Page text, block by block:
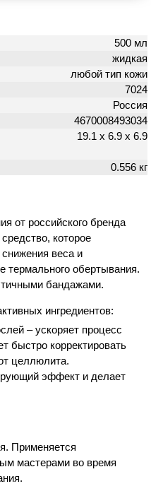
500 мл
жидкая
любой тип кожи
7024
Россия
4670008493034
19.1 х 6.9 х 6.9
0.556 кг
от российского бренда
которое
веса и
термального обертывания.
бандажами.
ингредиентов:
– ускоряет процесс
быстро корректировать
целлюлита.
эффект и делает
Применяется
мастерами во время